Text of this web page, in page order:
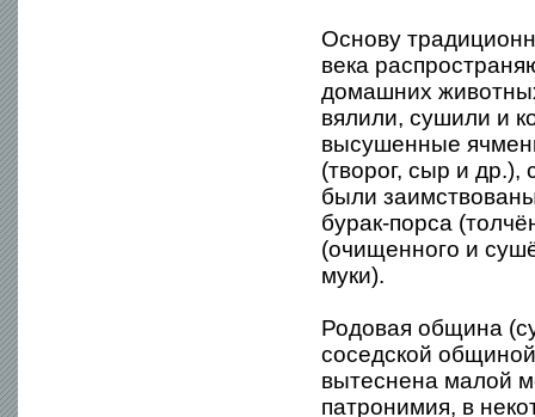
Основу
века
домашних
вялили, сушили и
высушенные
(творог, сыр и др.),
были
бурак-порса
(очищенного и
муки).
Родовая община
соседской
вытеснена малой
патронимия, в